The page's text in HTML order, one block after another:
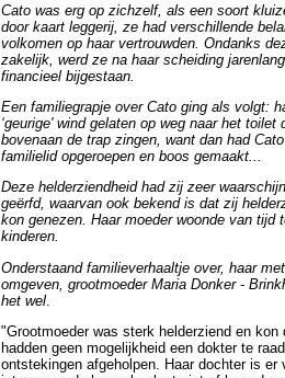
Cato was erg op zichzelf, als een soort
door kaart leggerij, ze had verschillende
volkomen op haar vertrouwden. Ondanks
zakelijk, werd ze na haar scheiding
financieel bijgestaan.
Een familiegrapje over Cato ging als volgt:
‘geurige' wind gelaten op weg naar het
bovenaan de trap zingen, want dan had
familielid opgeroepen en boos gemaakt...
Deze helderziendheid had zij zeer
geërfd, waarvan ook bekend is dat zij
kon genezen. Haar moeder woonde van tijd
kinderen.
Onderstaand familieverhaaltje over, haar
omgeven, grootmoeder Maria Donker -
het wel
"Grootmoeder was sterk helderziend en
hadden geen mogelijkheid een dokter te
ontstekingen afgeholpen. Haar dochter is